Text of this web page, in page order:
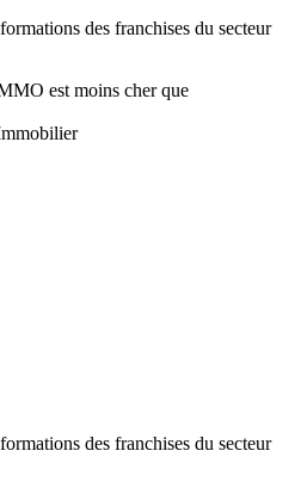
des franchises du secteur
est moins cher que
des franchises du secteur